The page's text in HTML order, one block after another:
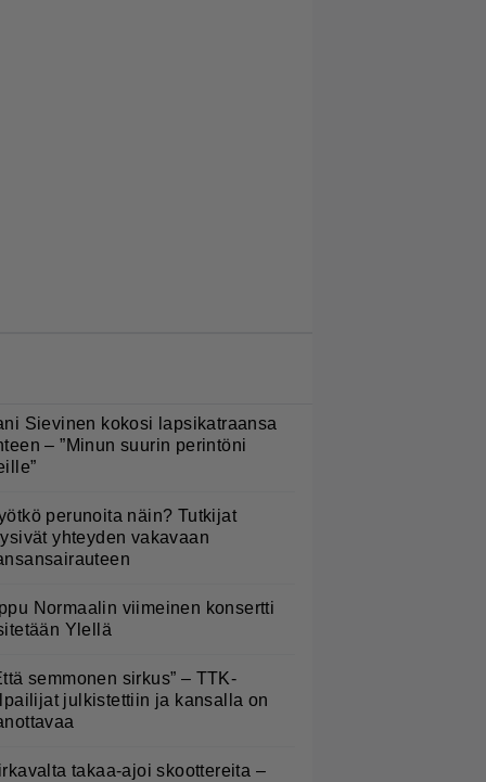
Sievinen kokosi lapsikatraansa
– ”Minun suurin perintöni
perunoita näin? Tutkijat
yhteyden vakavaan
Normaalin viimeinen konsertti
Ylellä
semmonen sirkus” – TTK-
julkistettiin ja kansalla on
takaa-ajoi skoottereita –